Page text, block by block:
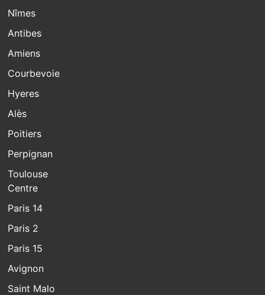
Nîmes
Antibes
Amiens
Courbevoie
Hyeres
Alès
Poitiers
Perpignan
Toulouse
Centre
Paris 14
Paris 2
Paris 15
Avignon
Saint Malo